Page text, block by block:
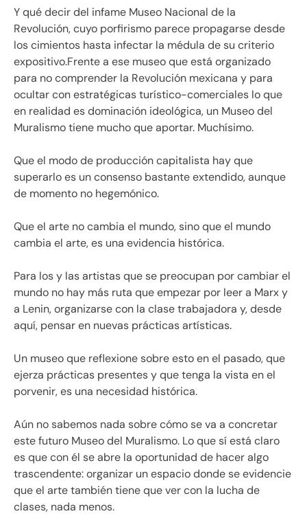
Y qué decir del infame Museo Nacional de la
Revolución, cuyo porfirismo parece propagarse desde
los cimientos hasta infectar la médula de su criterio
expositivo.Frente a ese museo que está organizado
para no comprender la Revolución mexicana y para
ocultar con estratégicas turístico-comerciales lo que
en realidad es dominación ideológica, un Museo del
Muralismo tiene mucho que aportar. Muchísimo.
Que el modo de producción capitalista hay que
superarlo es un consenso bastante extendido, aunque
de momento no hegemónico.
Que el arte no cambia el mundo, sino que el mundo
cambia el arte, es una evidencia histórica.
Para los y las artistas que se preocupan por cambiar el
mundo no hay más ruta que empezar por leer a Marx y
a Lenin, organizarse con la clase trabajadora y, desde
aquí, pensar en nuevas prácticas artísticas.
Un museo que reflexione sobre esto en el pasado, que
ejerza prácticas presentes y que tenga la vista en el
porvenir, es una necesidad histórica.
Aún no sabemos nada sobre cómo se va a concretar
este futuro Museo del Muralismo. Lo que sí está claro
es que con él se abre la oportunidad de hacer algo
trascendente: organizar un espacio donde se evidencie
que el arte también tiene que ver con la lucha de
clases, nada menos.